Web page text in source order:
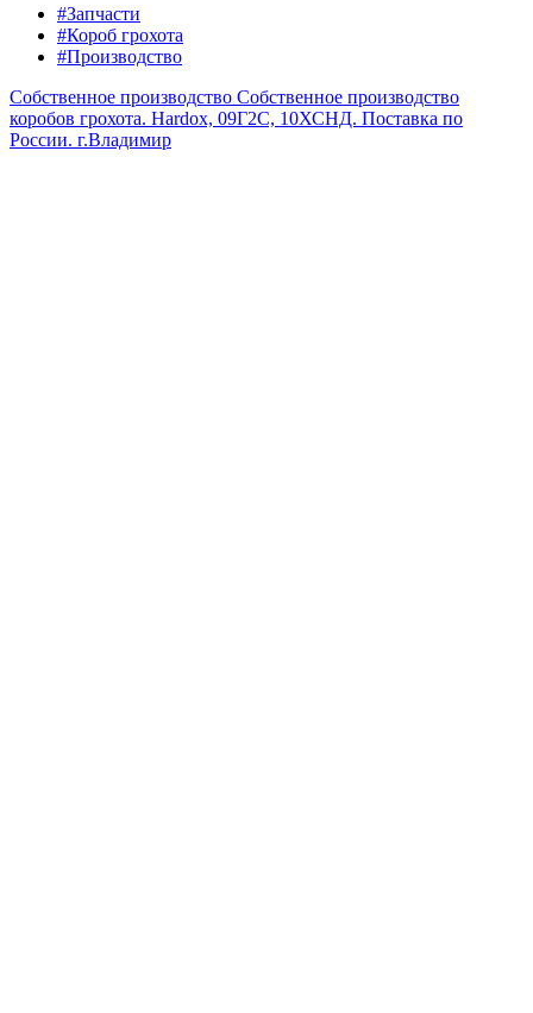
#Запчасти
#Короб грохота
#Производство
Собственное производство Собственное производство
коробов грохота. Hardox, 09Г2С, 10ХСНД. Поставка по
России. г.Владимир